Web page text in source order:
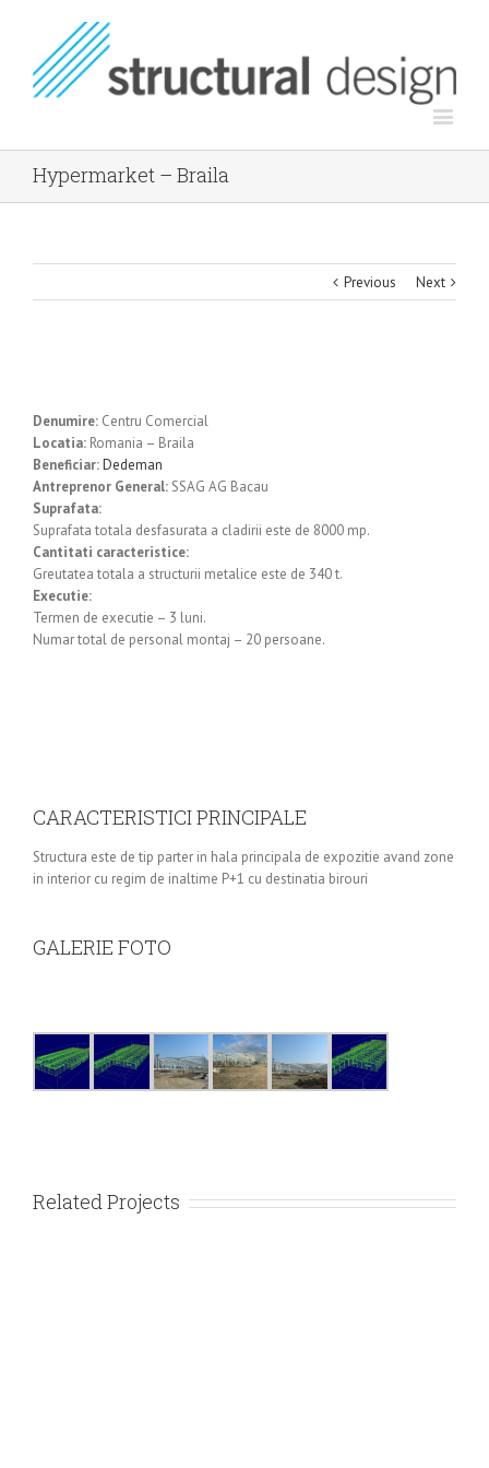
Hypermarket – Braila
Previous Next
Denumire: Centru Comercial
Locatia: Romania – Braila
Beneficiar:Dedeman
Antreprenor General: SSAG AG Bacau
Suprafata:
Suprafata totala desfasurata a cladirii este de 8000 mp.
Cantitati caracteristice:
Greutatea totala a structurii metalice este de 340 t.
Executie:
Termen de executie – 3 luni.
Numar total de personal montaj – 20 persoane.
CARACTERISTICI PRINCIPALE
Structura este de tip parter in hala principala de expozitie avand zone
in interior cu regim de inaltime P+1 cu destinatia birouri
GALERIE FOTO
Related Projects